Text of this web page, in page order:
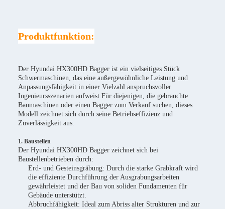
Produktfunktion:
Der Hyundai HX300HD Bagger ist ein vielseitiges Stück
Schwermaschinen, das eine außergewöhnliche Leistung und
Anpassungsfähigkeit in einer Vielzahl anspruchsvoller
Ingenieursszenarien aufweist.Für diejenigen, die gebrauchte
Baumaschinen oder einen Bagger zum Verkauf suchen, dieses
Modell zeichnet sich durch seine Betriebseffizienz und
Zuverlässigkeit aus.
1. Baustellen
Der Hyundai HX300HD Bagger zeichnet sich bei
Baustellenbetrieben durch:
Erd- und Gesteinsgräbung: Durch die starke Grabkraft wird
die effiziente Durchführung der Ausgrabungsarbeiten
gewährleistet und der Bau von soliden Fundamenten für
Gebäude unterstützt.
Abbruchfähigkeit: Ideal zum Abriss alter Strukturen und zur